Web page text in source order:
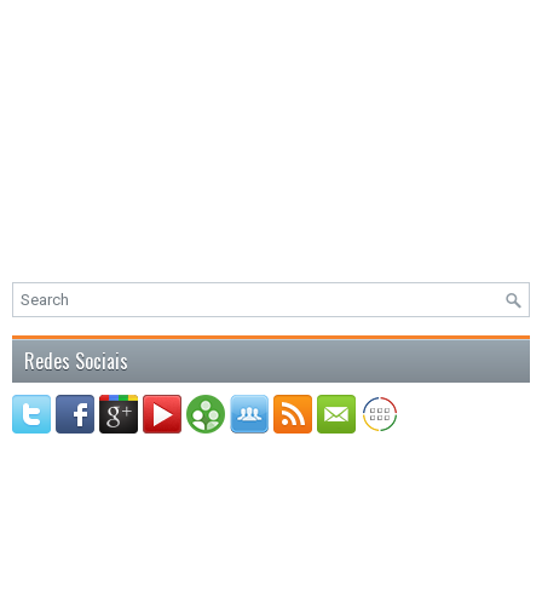
Redes Sociais